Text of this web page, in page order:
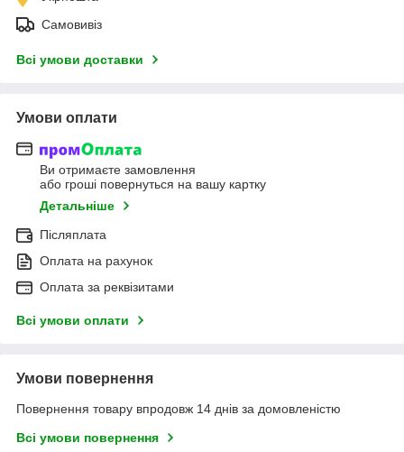
Самовивіз
Всі умови доставки
Умови оплати
Ви отримаєте замовлення
або гроші повернуться на вашу картку
Детальніше
Післяплата
Оплата на рахунок
Оплата за реквізитами
Всі умови оплати
Умови повернення
Повернення товару впродовж 14 днів за домовленістю
Всі умови повернення